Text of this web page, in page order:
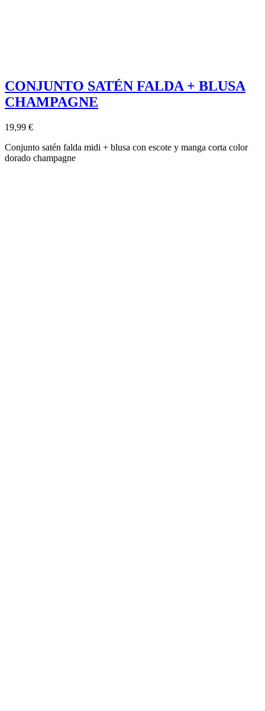
CONJUNTO SATÉN FALDA + BLUSA
CHAMPAGNE
19,99 €
Conjunto satén falda midi + blusa con escote y manga corta color
dorado champagne